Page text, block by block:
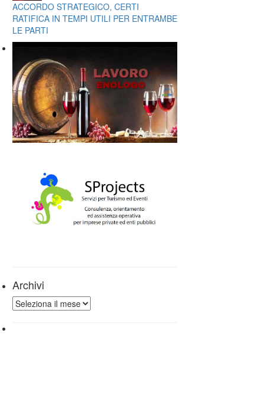
ACCORDO STRATEGICO, CERTI
RATIFICA IN TEMPI UTILI PER ENTRAMBE
LE PARTI
Archivi
Archivi